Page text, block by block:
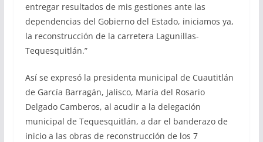
entregar resultados de mis gestiones ante las
dependencias del Gobierno del Estado, iniciamos ya,
la reconstrucción de la carretera Lagunillas-
Tequesquitlán.”
Así se expresó la presidenta municipal de Cuautitlán
de García Barragán, Jalisco, María del Rosario
Delgado Camberos, al acudir a la delegación
municipal de Tequesquitlán, a dar el banderazo de
inicio a las obras de reconstrucción de los 7